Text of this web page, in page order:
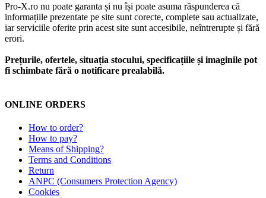
Pro-X.ro nu poate garanta și nu își poate asuma răspunderea că
informațiile prezentate pe site sunt corecte, complete sau actualizate,
iar serviciile oferite prin acest site sunt accesibile, neîntrerupte și fără
erori.
Prețurile, ofertele, situația stocului, specificațiile și imaginile pot
fi schimbate fără o notificare prealabilă.
ONLINE ORDERS
How to order?
How to pay?
Means of Shipping?
Terms and Conditions
Return
ANPC (Consumers Protection Agency)
Cookies